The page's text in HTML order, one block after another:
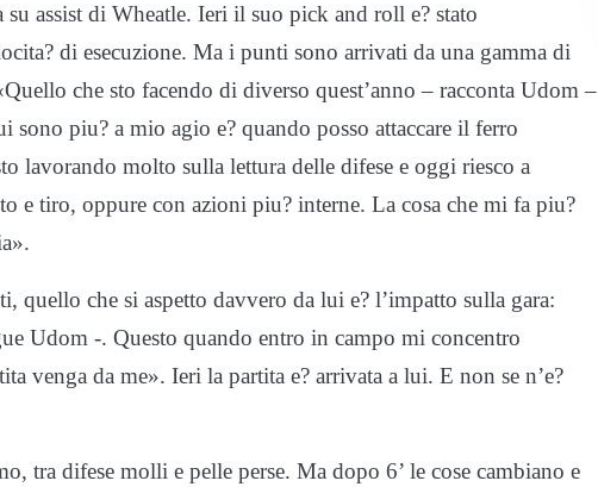
assist di Wheatle. Ieri il suo pick and roll e? stato
di esecuzione. Ma i punti sono arrivati da una gamma di
che sto facendo di diverso quest’anno – racconta Udom –
sono piu? a mio agio e? quando posso attaccare il ferro
lavorando molto sulla lettura delle difese e oggi riesco a
e tiro, oppure con azioni piu? interne. La cosa che mi fa piu?
quello che si aspetto davvero da lui e? l’impatto sulla gara:
Udom -. Questo quando entro in campo mi concentro
venga da me». Ieri la partita e? arrivata a lui. E non se n’e?
tra difese molli e pelle perse. Ma dopo 6’ le cose cambiano e